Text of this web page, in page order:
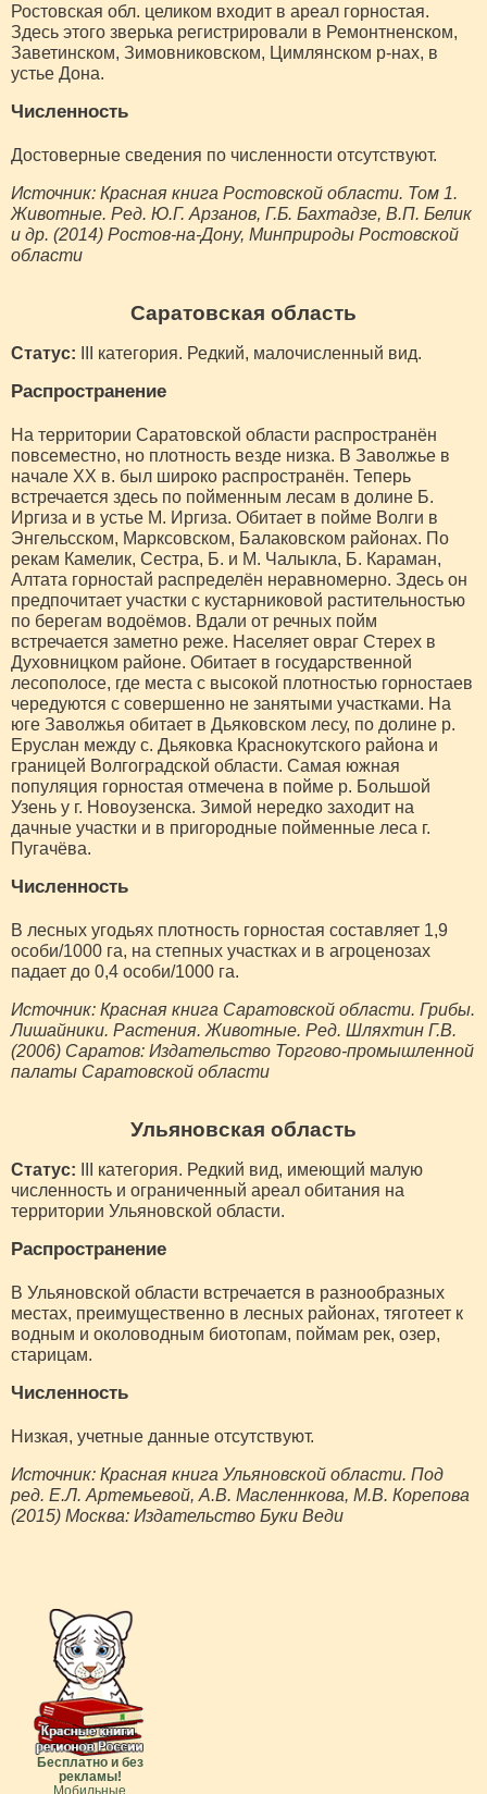
Ростовская обл. целиком входит в ареал горностая.
Здесь этого зверька регистрировали в Ремонтненском,
Заветинском, Зимовниковском, Цимлянском р-нах, в
устье Дона.
Численность
Достоверные сведения по численности отсутствуют.
Источник: Красная книга Ростовской области. Том 1.
Животные. Ред. Ю.Г. Арзанов, Г.Б. Бахтадзе, В.П. Белик
и др. (2014) Ростов-на-Дону, Минприроды Ростовской
области
Саратовская область
Статус: III категория. Редкий, малочисленный вид.
Распространение
На территории Саратовской области распространён
повсеместно, но плотность везде низка. В Заволжье в
начале XX в. был широко распространён. Теперь
встречается здесь по пойменным лесам в долине Б.
Иргиза и в устье М. Иргиза. Обитает в пойме Волги в
Энгельсском, Марксовском, Балаковском районах. По
рекам Камелик, Сестра, Б. и М. Чалыкла, Б. Караман,
Алтата горностай распределён неравномерно. Здесь он
предпочитает участки с кустарниковой растительностью
по берегам водоёмов. Вдали от речных пойм
встречается заметно реже. Населяет овраг Стерех в
Духовницком районе. Обитает в государственной
лесополосе, где места с высокой плотностью горностаев
чередуются с совершенно не занятыми участками. На
юге Заволжья обитает в Дьяковском лесу, по долине р.
Еруслан между с. Дьяковка Краснокутского района и
границей Волгоградской области. Самая южная
популяция горностая отмечена в пойме р. Большой
Узень у г. Новоузенска. Зимой нередко заходит на
дачные участки и в пригородные пойменные леса г.
Пугачёва.
Численность
В лесных угодьях плотность горностая составляет 1,9
особи/1000 га, на степных участках и в агроценозах
падает до 0,4 особи/1000 га.
Источник: Красная книга Саратовской области. Грибы.
Лишайники. Растения. Животные. Ред. Шляхтин Г.В.
(2006) Саратов: Издательство Торгово-промышленной
палаты Саратовской области
Ульяновская область
Статус: III категория. Редкий вид, имеющий малую
численность и ограниченный ареал обитания на
территории Ульяновской области.
Распространение
В Ульяновской области встречается в разнообразных
местах, преимущественно в лесных районах, тяготеет к
водным и околоводным биотопам, поймам рек, озер,
старицам.
Численность
Низкая, учетные данные отсутствуют.
Источник: Красная книга Ульяновской области. Под
ред. Е.Л. Артемьевой, А.В. Масленнкова, М.В. Корепова
(2015) Москва: Издательство Буки Веди
Бесплатно и без
рекламы!
Мобильные